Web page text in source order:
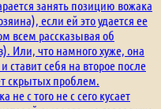
занять позицию вожака
если ей это удается ее
всем рассказывая об
Или, что намного хуже, она
ставит себя на второе после
скрытых проблем.
с того не с сего кусает